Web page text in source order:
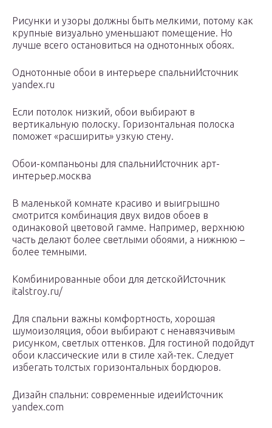
Рисунки и узоры должны быть мелкими, потому как
крупные визуально уменьшают помещение. Но
лучше всего остановиться на однотонных обоях.
Однотонные обои в интерьере спальниИсточник
yandex.ru
Если потолок низкий, обои выбирают в
вертикальную полоску. Горизонтальная полоска
поможет «расширить» узкую стену.
Обои-компаньоны для спальниИсточник арт-
интерьер.москва
В маленькой комнате красиво и выигрышно
смотрится комбинация двух видов обоев в
одинаковой цветовой гамме. Например, верхнюю
часть делают более светлыми обоями, а нижнюю –
более темными.
Комбинированные обои для детскойИсточник
italstroy.ru/
Для спальни важны комфортность, хорошая
шумоизоляция, обои выбирают с ненавязчивым
рисунком, светлых оттенков. Для гостиной подойдут
обои классические или в стиле хай-тек. Следует
избегать толстых горизонтальных бордюров.
Дизайн спальни: современные идеиИсточник
yandex.com